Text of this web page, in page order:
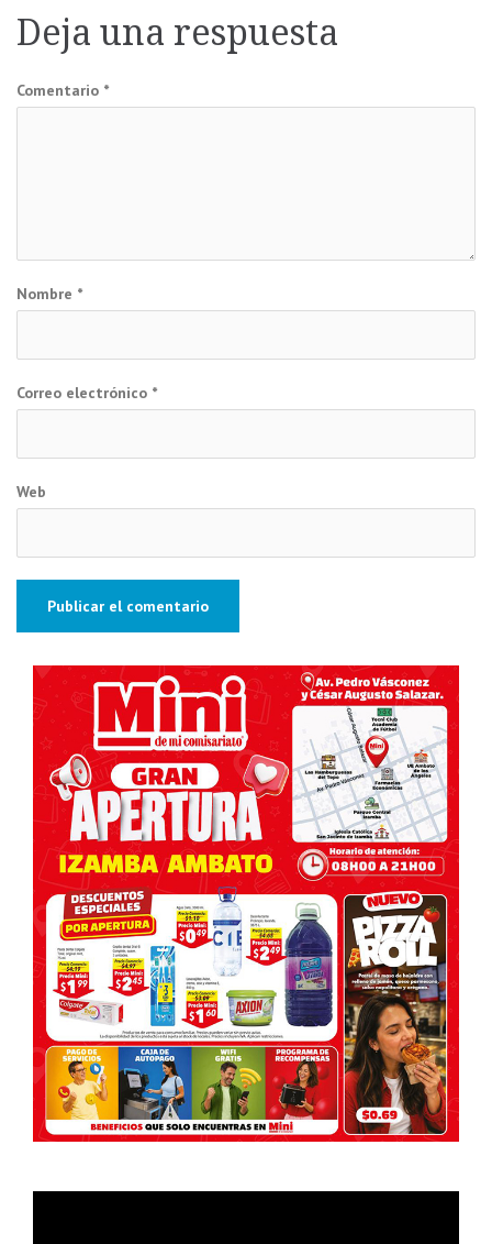
entradas
Deja una respuesta
Comentario *
Nombre *
Correo electrónico *
Web